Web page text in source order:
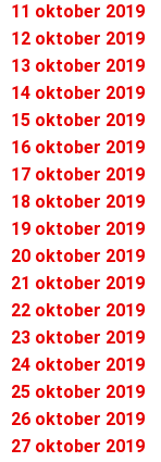
11 oktober 2019
12 oktober 2019
13 oktober 2019
14 oktober 2019
15 oktober 2019
16 oktober 2019
17 oktober 2019
18 oktober 2019
19 oktober 2019
20 oktober 2019
21 oktober 2019
22 oktober 2019
23 oktober 2019
24 oktober 2019
25 oktober 2019
26 oktober 2019
27 oktober 2019